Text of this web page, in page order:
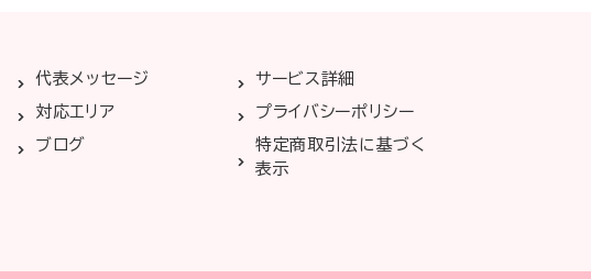
代表メッセージ
サービス詳細
対応エリア
プライバシーポリシー
ブログ
特定商取引法に基づく
表示